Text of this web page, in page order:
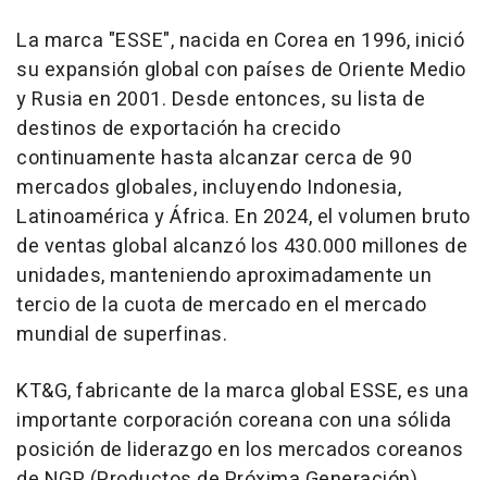
La marca "ESSE", nacida en Corea en 1996, inició
su expansión global con países de Oriente Medio
y Rusia en 2001. Desde entonces, su lista de
destinos de exportación ha crecido
continuamente hasta alcanzar cerca de 90
mercados globales, incluyendo Indonesia,
Latinoamérica y África. En 2024, el volumen bruto
de ventas global alcanzó los 430.000 millones de
unidades, manteniendo aproximadamente un
tercio de la cuota de mercado en el mercado
mundial de superfinas.
KT&G, fabricante de la marca global ESSE, es una
importante corporación coreana con una sólida
posición de liderazgo en los mercados coreanos